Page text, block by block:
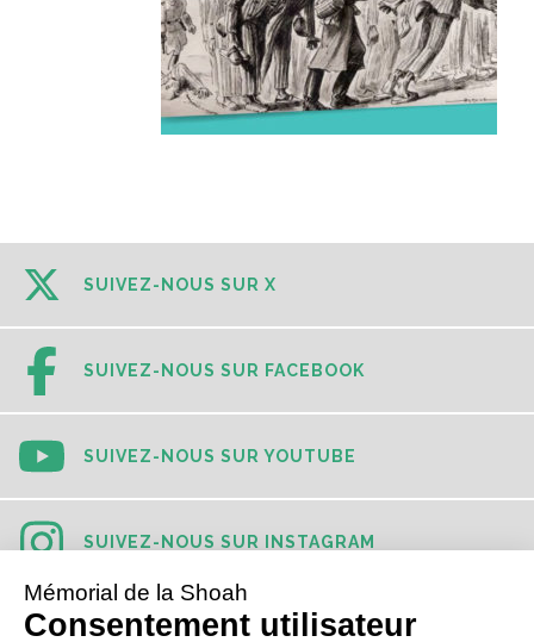
SUIVEZ-NOUS SUR X
SUIVEZ-NOUS SUR FACEBOOK
SUIVEZ-NOUS SUR YOUTUBE
SUIVEZ-NOUS SUR INSTAGRAM
SUIVEZ-NOUS SUR TIKTOK